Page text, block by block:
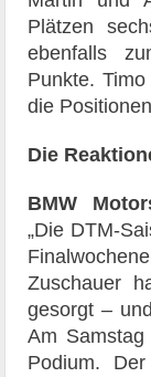
Plätzen
ebenfalls
Punkte.
die
Die
BMW
„Die DTM-
Zuschauer
gesorgt –
Am
Podium.